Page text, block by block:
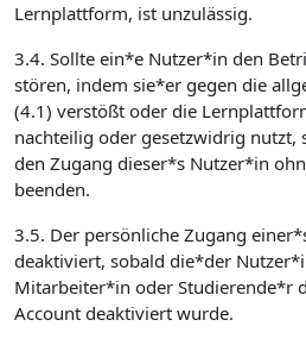
Lernplattform, ist unzulässig.
3.4. Sollte ein*e Nutzer*in den
stören, indem sie*er gegen die
(4.1) verstößt oder die
nachteilig oder gesetzwidrig nutzt,
den Zugang dieser*s Nutzer*in
beenden.
3.5. Der persönliche Zugang
deaktiviert, sobald die*der
Mitarbeiter*in oder Studierende*r
Account deaktiviert wurde.